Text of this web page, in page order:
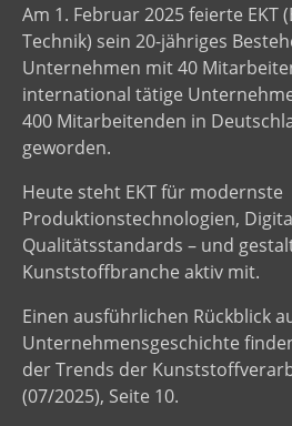
Am 1. Februar 2025 feierte EKT
Technik) sein 20-jähriges
Unternehmen mit 40
international tätige
400 Mitarbeitenden in
geworden.
Heute steht EKT für modernste
Produktionstechnologien,
Qualitätsstandards – und
Kunststoffbranche aktiv mit.
Einen ausführlichen Rückblick
Unternehmensgeschichte
der Trends der
(07/2025), Seite 10.